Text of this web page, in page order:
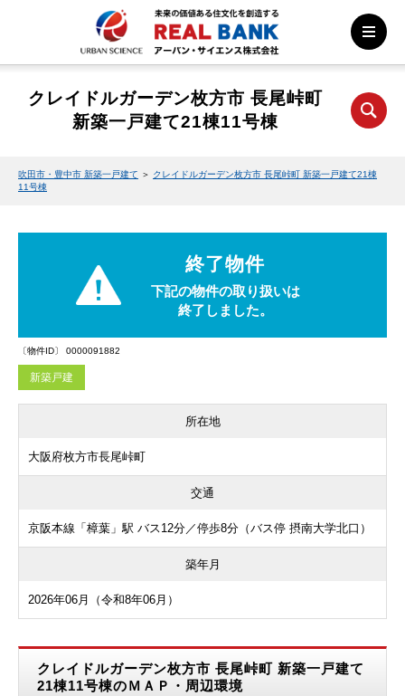
クレイドルガーデン枚方市 長尾峠町
新築一戸建て21棟11号棟
吹田市・豊中市 新築一戸建て ＞ クレイドルガーデン枚方市 長尾峠町 新築一戸建て21棟
11号棟
終了物件
下記の物件の取り扱いは
終了しました。
〔物件ID〕 0000091882
新築戸建
所在地
大阪府枚方市長尾峠町
交通
京阪本線「樟葉」駅 バス12分／停歩8分（バス停 摂南大学北口）
築年月
2026年06月（令和8年06月）
クレイドルガーデン枚方市 長尾峠町 新築一戸建て
21棟11号棟のＭＡＰ・周辺環境